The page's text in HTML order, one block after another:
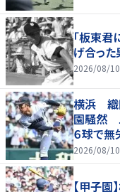
「板東
げ合っ
2026/08/
横浜 織
園騒然
６球で
2026/08/
【甲子